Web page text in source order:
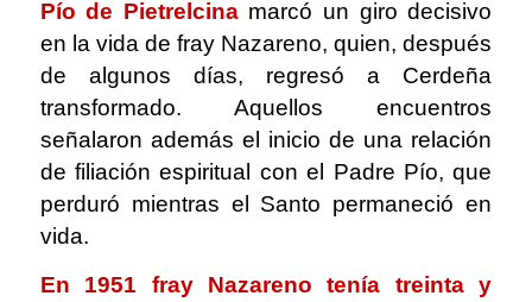
Pío de Pietrelcinamarcó un giro decisivo
en la vida de fray Nazareno, quien, después
de algunos días, regresó a Cerdeña
transformado. Aquellos encuentros
señalaron además el inicio de una relación
de filiación espiritual con el Padre Pío, que
perduró mientras el Santo permaneció en
vida.
En 1951 fray Nazareno tenía treinta y